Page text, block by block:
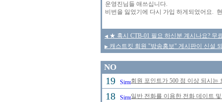
운영진님들 애쓰십니다.
비번을 잃었기에 다시 가입 하게되었어요.
◀ ★ 혹시 CTB-01 필요 하신분 계시나요? 무
▶ 캐스트킷 회원 "방송홍보" 게시판이 신설
NO
19 회원 포인트가 500 점 이상 되시
18 일반 전화를 이용한 전화 데이트